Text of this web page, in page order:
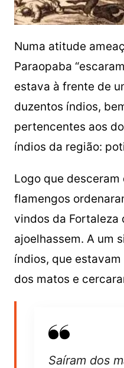
Numa atitude
Paraopaba
estava à frente de
duzentos índios,
pertencentes aos
índios da região:
Logo que desceram
flamengos
vindos da Fortaleza
ajoelhassem. A um
índios, que
dos matos e
Saíram dos